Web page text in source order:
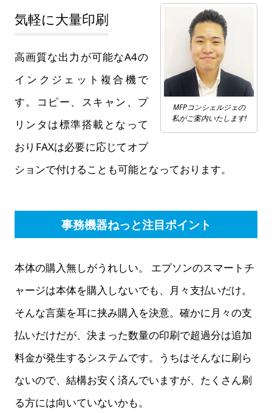
気軽に大量印刷
MFPコンシェルジェの
私がご案内いたします!
高画質な出力が可能なA4の
インクジェット複合機で
す。コピー、スキャン、プ
リンタは標準搭載となって
おりFAXは必要に応じてオプ
ションで付けることも可能となっております。
事務機器ねっと注目ポイント
本体の購入無しがうれしい。 エプソンのスマートチ
ャージは本体を購入しないでも、月々支払いだけ。
そんな言葉を耳に挟み購入を決意。確かに月々の支
払いだけだが、決まった数量の印刷で超過分は追加
料金が発生するシステムです。うちはそんなに刷ら
ないので、結構お安く済んでいますが、たくさん刷
る方には向いていないかも。